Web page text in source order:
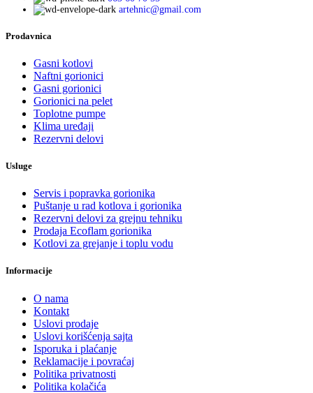
artehnic@gmail.com
Prodavnica
Gasni kotlovi
Naftni gorionici
Gasni gorionici
Gorionici na pelet
Toplotne pumpe
Klima uređaji
Rezervni delovi
Usluge
Servis i popravka gorionika
Puštanje u rad kotlova i gorionika
Rezervni delovi za grejnu tehniku
Prodaja Ecoflam gorionika
Kotlovi za grejanje i toplu vodu
Informacije
O nama
Kontakt
Uslovi prodaje
Uslovi korišćenja sajta
Isporuka i plaćanje
Reklamacije i povraćaj
Politika privatnosti
Politika kolačića